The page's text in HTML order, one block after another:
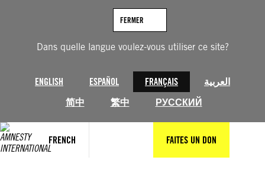
Dans quelle langue voulez-vous utiliser ce site?
ENGLISH ESPAÑOL FRANÇAIS
العربية
简中
繁中 РУССКИЙ
FERMER
FRENCH FAITES UN DON